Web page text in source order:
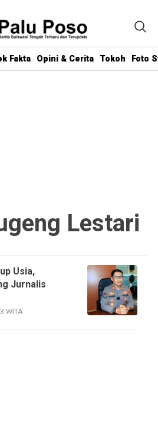
Fakta Opini & Cerita Tokoh Foto
Lestari
Usia,
Jurnalis
WITA